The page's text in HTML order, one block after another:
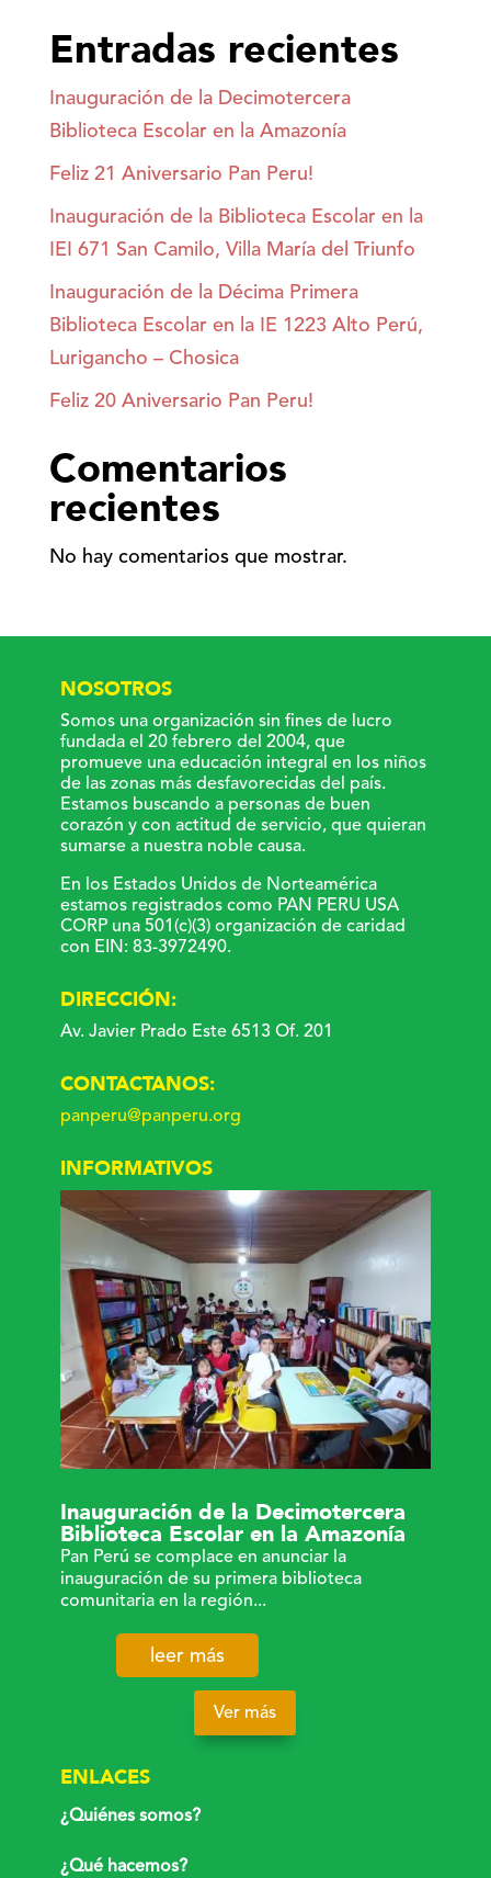
Entradas recientes
Inauguración de la Decimotercera
Biblioteca Escolar en la Amazonía
Feliz 21 Aniversario Pan Peru!
Inauguración de la Biblioteca Escolar en la
IEI 671 San Camilo, Villa María del Triunfo
Inauguración de la Décima Primera
Biblioteca Escolar en la IE 1223 Alto Perú,
Lurigancho – Chosica
Feliz 20 Aniversario Pan Peru!
Comentarios
recientes
No hay comentarios que mostrar.
NOSOTROS
Somos una organización sin fines de lucro
fundada el 20 febrero del 2004, que
promueve una educación integral en los niños
de las zonas más desfavorecidas del país.
Estamos buscando a personas de buen
corazón y con actitud de servicio, que quieran
sumarse a nuestra noble causa.
En los Estados Unidos de Norteamérica
estamos registrados como PAN PERU USA
CORP una 501(c)(3) organización de caridad
con EIN: 83-3972490.
DIRECCIÓN:
Av. Javier Prado Este 6513 Of. 201
CONTACTANOS:
panperu@panperu.org
INFORMATIVOS
Inauguración de la Decimotercera
Biblioteca Escolar en la Amazonía
Pan Perú se complace en anunciar la
inauguración de su primera biblioteca
comunitaria en la región...
leer más
Ver más
ENLACES
¿Quiénes somos?
¿Qué hacemos?